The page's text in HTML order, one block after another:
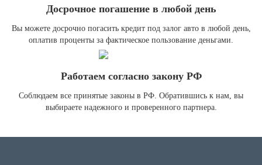
Досрочное погашение в любой день
Вы можете досрочно погасить кредит под залог авто в любой день,
оплатив проценты за фактическое пользование деньгами.
Работаем согласно закону РФ
Соблюдаем все принятые законы в РФ. Обратившись к нам, вы
выбираете надежного и проверенного партнера.